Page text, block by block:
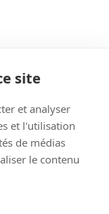
site
et analyser
et l'utilisation
de médias
le contenu